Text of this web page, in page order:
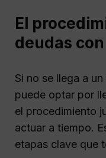
El
deudas
Si no se llega a
puede optar por
el procedimiento
actuar a tiempo.
etapas clave que